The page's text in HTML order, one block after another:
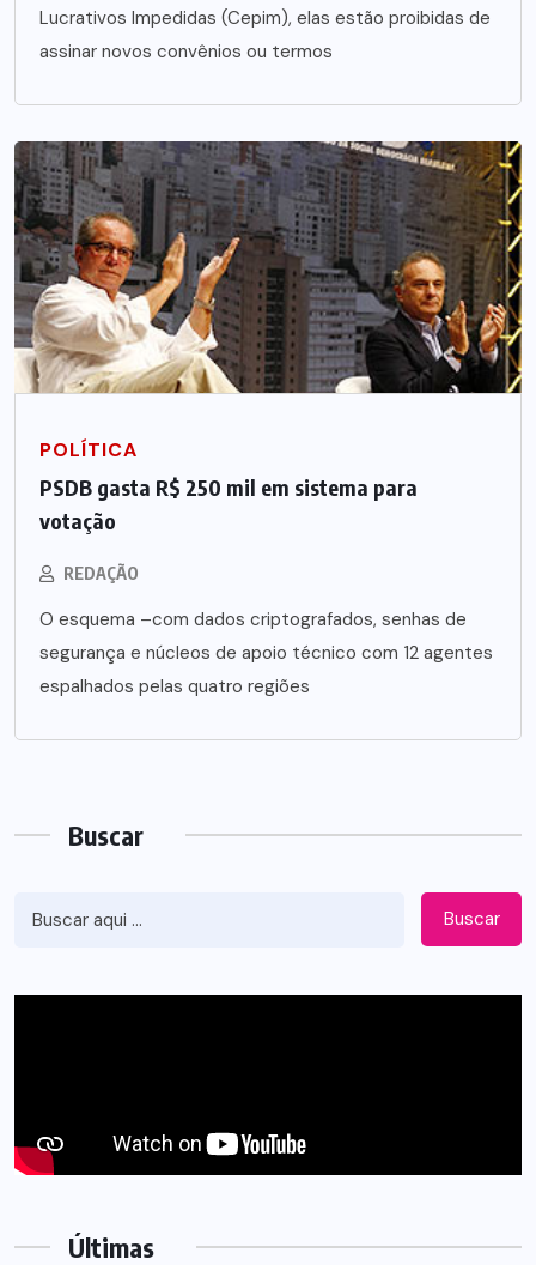
Lucrativos Impedidas (Cepim), elas estão proibidas de
assinar novos convênios ou termos
POLÍTICA
PSDB gasta R$ 250 mil em sistema para
votação
REDAÇÃO
O esquema –com dados criptografados, senhas de
segurança e núcleos de apoio técnico com 12 agentes
espalhados pelas quatro regiões
Buscar
Buscar
Últimas